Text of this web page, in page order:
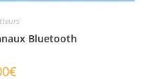
Bluetooth
€